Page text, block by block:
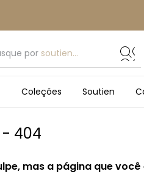
por soutien...
Coleções Soutien
- 404
mas a página que